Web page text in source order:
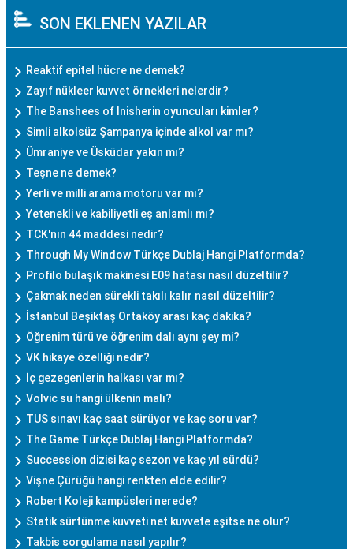
SON EKLENEN YAZILAR
Reaktif epitel hücre ne demek?
Zayıf nükleer kuvvet örnekleri nelerdir?
The Banshees of Inisherin oyuncuları kimler?
Simli alkolsüz Şampanya içinde alkol var mı?
Ümraniye ve Üsküdar yakın mı?
Teşne ne demek?
Yerli ve milli arama motoru var mı?
Yetenekli ve kabiliyetli eş anlamlı mı?
TCK'nın 44 maddesi nedir?
Through My Window Türkçe Dublaj Hangi Platformda?
Profilo bulaşık makinesi E09 hatası nasıl düzeltilir?
Çakmak neden sürekli takılı kalır nasıl düzeltilir?
İstanbul Beşiktaş Ortaköy arası kaç dakika?
Öğrenim türü ve öğrenim dalı aynı şey mi?
VK hikaye özelliği nedir?
İç gezegenlerin halkası var mı?
Volvic su hangi ülkenin malı?
TUS sınavı kaç saat sürüyor ve kaç soru var?
The Game Türkçe Dublaj Hangi Platformda?
Succession dizisi kaç sezon ve kaç yıl sürdü?
Vişne Çürüğü hangi renkten elde edilir?
Robert Koleji kampüsleri nerede?
Statik sürtünme kuvveti net kuvvete eşitse ne olur?
Takbis sorgulama nasıl yapılır?